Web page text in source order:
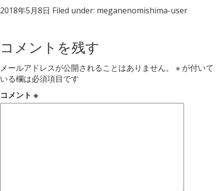
2018年5月8日 Filed under: meganenomishima-user
コメントを残す
メールアドレスが公開されることはありません。 ※ が付いて
いる欄は必須項目です
コメント ※